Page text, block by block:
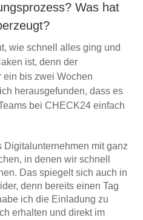
Was hat
wie schnell alles ging und
ist, denn der
ein bis zwei Wochen
herausgefunden, dass es
bei CHECK24 einfach
mit ganz
in denen wir schnell
Das spiegelt sich auch in
denn bereits einen Tag
ich die Einladung zu
erhalten und direkt im